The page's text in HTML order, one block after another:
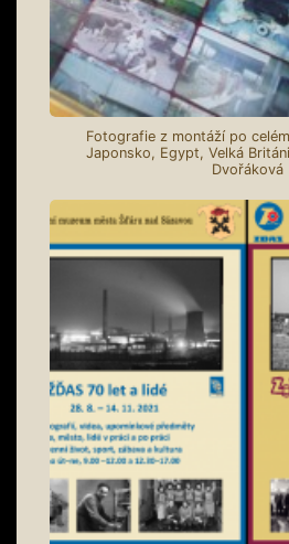
Fotografie z montáží po
Japonsko, Egypt, Velká
Dvořáková